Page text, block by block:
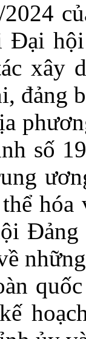
Đại
xây
đảng
số
hóa